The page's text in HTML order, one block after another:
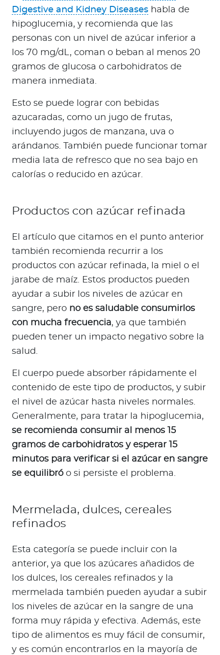
Digestive and Kidney Diseases habla de
hipoglucemia, y recomienda que las
personas con un nivel de azúcar inferior a
los 70 mg/dL, coman o beban al menos 20
gramos de glucosa o carbohidratos de
manera inmediata.
Esto se puede lograr con bebidas
azucaradas, como un jugo de frutas,
incluyendo jugos de manzana, uva o
arándanos. También puede funcionar tomar
media lata de refresco que no sea bajo en
calorías o reducido en azúcar.
Productos con azúcar refinada
El artículo que citamos en el punto anterior
también recomienda recurrir a los
productos con azúcar refinada, la miel o el
jarabe de maíz. Estos productos pueden
ayudar a subir los niveles de azúcar en
sangre, pero no es saludable consumirlos
con mucha frecuencia, ya que también
pueden tener un impacto negativo sobre la
salud.
El cuerpo puede absorber rápidamente el
contenido de este tipo de productos, y subir
el nivel de azúcar hasta niveles normales.
Generalmente, para tratar la hipoglucemia,
se recomienda consumir al menos 15
gramos de carbohidratos y esperar 15
minutos para verificar si el azúcar en sangre
se equilibróo si persiste el problema.
Mermelada, dulces, cereales
refinados
Esta categoría se puede incluir con la
anterior, ya que los azúcares añadidos de
los dulces, los cereales refinados y la
mermelada también pueden ayudar a subir
los niveles de azúcar en la sangre de una
forma muy rápida y efectiva. Además, este
tipo de alimentos es muy fácil de consumir,
y es común encontrarlos en la mayoría de